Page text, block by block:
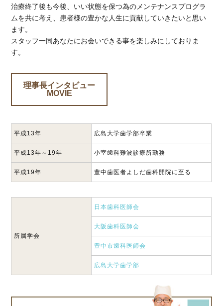
治療終了後も今後、いい状態を保つ為のメンテナンスプログラ
ムを共に考え、患者様の豊かな人生に貢献していきたいと思い
ます。
スタッフ一同あなたにお会いできる事を楽しみにしておりま
す。
理事長インタビュー
MOVIE
平成13年 広島大学歯学部卒業
平成13年～19年 小室歯科難波診療所勤務
平成19年 豊中歯医者よしだ歯科開院に至る
所属学会
日本歯科医師会
大阪歯科医師会
豊中市歯科医師会
広島大学歯学部